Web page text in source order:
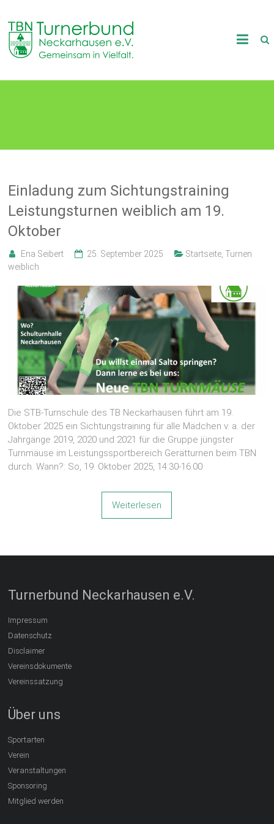
content
TB
Neckarhausen
in
Einladung zum Sichtungstraining
Leistungsturnen weiblich am 19.
Oktober
Ena Seibert 25. September 2025 Startseite, Turnen
weiblich
Die STB-Turnschule des TB Neckarhausen führt am 19.
Oktober 2025 ein Sichtungstraining für alle Mädchen v. a. der
Jahrgänge 2019, 2020 und 2021 für die Gruppe jüngster
Turnmäuse im Leistungssportbereich Gerätturnen beim TBN
durch. Wann?: So, 19. Oktober 2025, 14:30-16:00
Weiterlesen
Turnerbund Neckarhausen e.V.
Impressum
Datenschutz
Disclaimer
Vereinsdokumente
Vereinssatzung
Über uns
Sportarten
Verein
Veranstaltungen
Sponsoring
Mitglied werden